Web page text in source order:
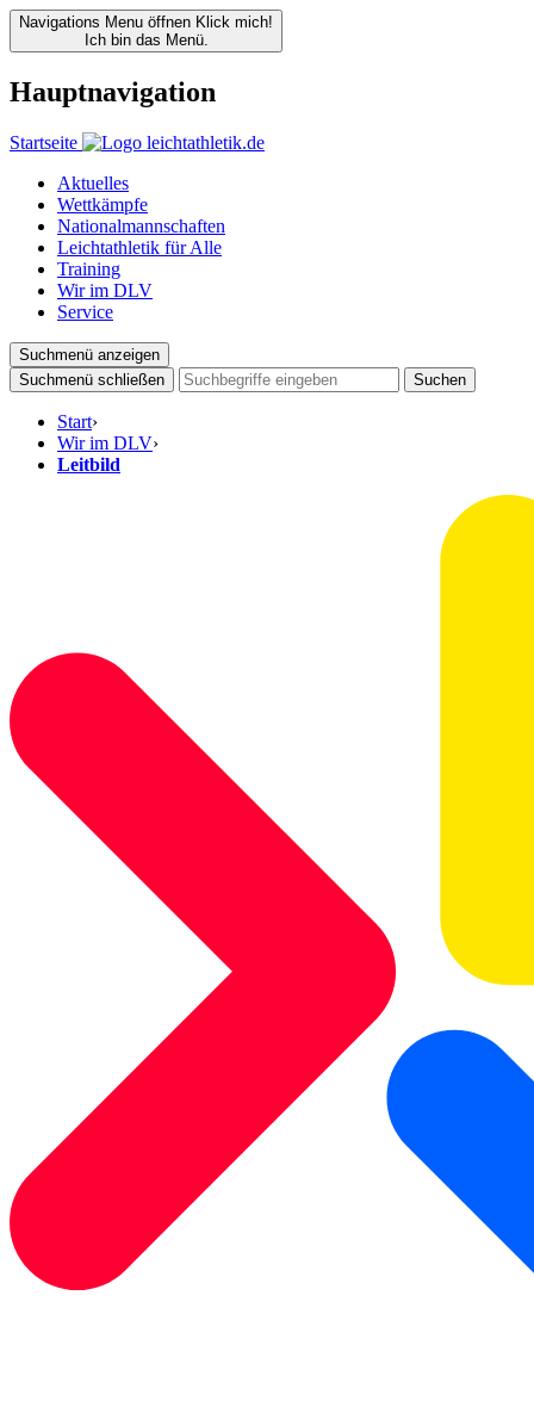
Navigations Menu öffnen Klick mich!
Ich bin das Menü.
Hauptnavigation
Startseite
Aktuelles
Wettkämpfe
Nationalmannschaften
Leichtathletik für Alle
Training
Wir im DLV
Service
Suchmenü anzeigen
Suchmenü schließen
Suchen
Start›
Wir im DLV›
Leitbild